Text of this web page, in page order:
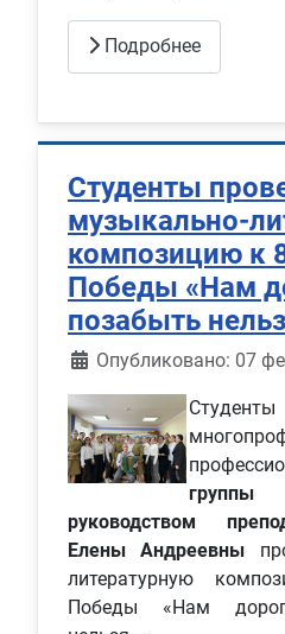
Подробнее
Студенты
музыкально-
композицию к
Победы «Нам
позабыть
Информация о
Опубликовано: 07
руководством
Елены Андреевны
литературную
Победы «Нам